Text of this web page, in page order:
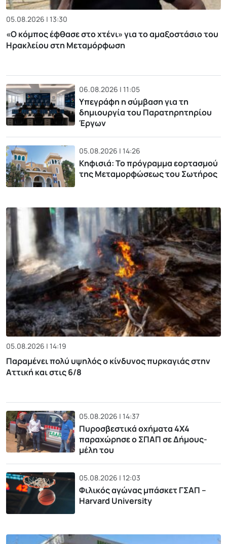
05.08.2026 | 13:30
«Ο κόμπος έφθασε στο χτένι» για το αμαξοστάσιο του
Ηρακλείου στη Μεταμόρφωση
06.08.2026 | 11:05
Υπεγράφη η σύμβαση για τη
δημιουργία του Παρατηρητηρίου
Έργων
05.08.2026 | 14:26
Κηφισιά: Το πρόγραμμα εορτασμού
της Μεταμορφώσεως του Σωτήρος
05.08.2026 | 14:19
Παραμένει πολύ υψηλός ο κίνδυνος πυρκαγιάς στην
Αττική και στις 6/8
05.08.2026 | 14:37
Πυροσβεστικά οχήματα 4Χ4
παραχώρησε ο ΣΠΑΠ σε Δήμους-
μέλη του
05.08.2026 | 12:03
Φιλικός αγώνας μπάσκετ ΓΣΑΠ –
Harvard University